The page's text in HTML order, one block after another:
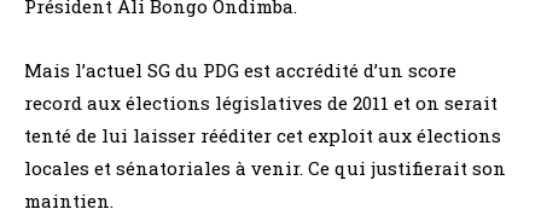
Président Ali Bongo Ondimba.
Mais l’actuel SG du PDG est accrédité d’un score
record aux élections législatives de 2011 et on serait
tenté de lui laisser rééditer cet exploit aux élections
locales et sénatoriales à venir. Ce qui justifierait son
maintien.